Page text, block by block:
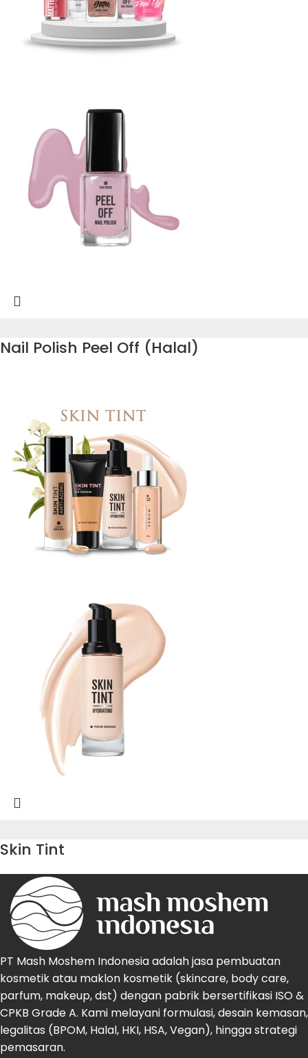
Nail Polish Peel Off (Halal)
Skin Tint
PT Mash Moshem Indonesia adalah jasa pembuatan
kosmetik atau maklon kosmetik (skincare, body care,
parfum, makeup, dst) dengan pabrik bersertifikasi ISO &
CPKB Grade A. Kami melayani formulasi, desain kemasan,
legalitas (BPOM, Halal, HKI, HSA, Vegan), hingga strategi
pemasaran.